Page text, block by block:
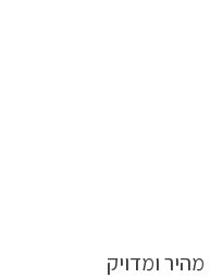
ומדויק